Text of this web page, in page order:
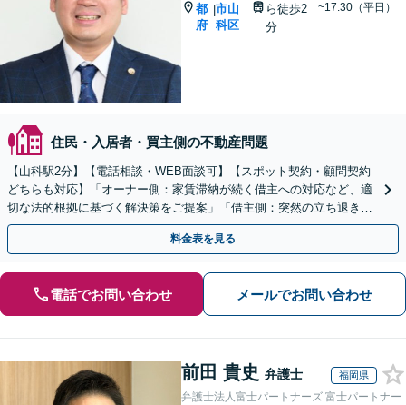
都
府
|市山
科区
ら徒歩2
分
~17:30（平日）
住民・入居者・買主側の不動産問題
【山科駅2分】【電話相談・WEB面談可】【スポット契約・顧問契約
どちらも対応】「オーナー側：家賃滞納が続く借主への対応など、適
切な法的根拠に基づく解決策をご提案」「借主側：突然の立ち退き要
求や家賃増額など、賃貸に関するお困りごとはご相談を」
料金表を見る
電話でお問い合わせ メールでお問い合わせ
前田 貴史 弁護士 福岡県
弁護士法人富士パートナーズ 富士パートナー